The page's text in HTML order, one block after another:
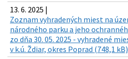
13. 6. 2025 |
Zoznam vyhradených miest na
národného parku a jeho
zo dňa 30. 05. 2025 - vyhradené
v k.ú. Ždiar, okres Poprad (748,1 kB)